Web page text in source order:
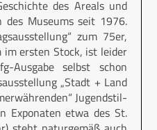
des Areals und
des Museums seit 1976.
zum 75er,
im ersten Stock, ist leider
Ausgabe selbst schon
„Stadt + Land
Jugendstil-
Exponaten etwa des St.